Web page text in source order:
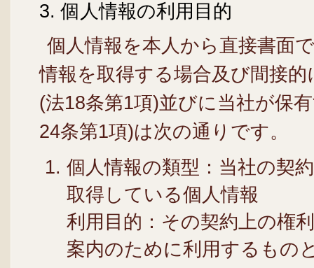
3. 個人情報の利用目的
個人情報を本人から直接書面
情報を取得する場合及び間接
(法18条第1項)並びに当社が保
24条第1項)は次の通りです。
個人情報の類型：当社の契
取得している個人情報
利用目的：その契約上の権
案内のために利用するもの